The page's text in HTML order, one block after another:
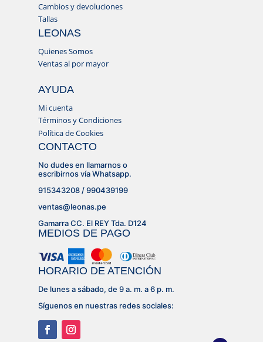
Cambios y devoluciones
Tallas
LEONAS
Quienes Somos
Ventas al por mayor
AYUDA
Mi cuenta
Términos y Condiciones
Política de Cookies
CONTACTO
No dudes en llamarnos o
escribirnos vía Whatsapp.
915343208 / 990439199
ventas@leonas.pe
Gamarra CC. El REY Tda. D124
MEDIOS DE PAGO
HORARIO DE ATENCIÓN
De lunes a sábado, de 9 a. m. a 6 p. m.
Síguenos en nuestras redes sociales: